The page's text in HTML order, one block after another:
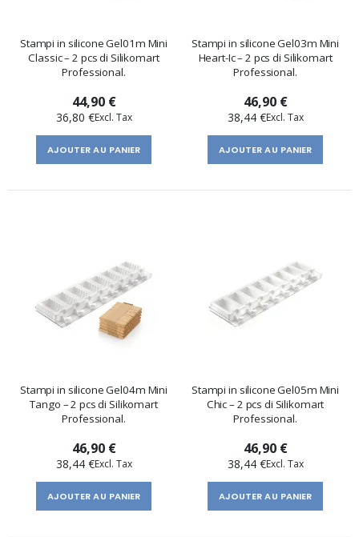
Stampi in silicone Gel01m Mini
Classic – 2 pcs di Silikomart
Professional.
44,90 €
36,80 €
AJOUTER AU PANIER
Stampi in silicone Gel03m Mini
Heart-Ic – 2 pcs di Silikomart
Professional.
46,90 €
38,44 €
AJOUTER AU PANIER
Stampi in silicone Gel04m Mini
Tango – 2 pcs di Silikomart
Professional.
46,90 €
38,44 €
AJOUTER AU PANIER
Stampi in silicone Gel05m Mini
Chic – 2 pcs di Silikomart
Professional.
46,90 €
38,44 €
AJOUTER AU PANIER